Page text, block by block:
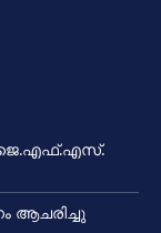
ജെ.എഫ്.എസ്.
ആചരിച്ചു